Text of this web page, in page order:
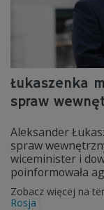
Łukaszenka
spraw
Aleksander
spraw
wiceminister i
poinformowała
Zobacz więcej na
Rosja